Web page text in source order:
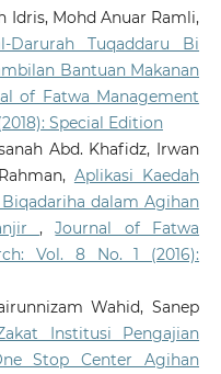
Mohd Anuar Ramli,
Darurah Tuqaddaru Bi
Bantuan Makanan
of Fatwa Management
Special Edition
Abd. Khafidz, Irwan
Aplikasi Kaedah
dalam Agihan
,Journal of Fatwa
Vol. 8 No. 1 (2016):
Wahid, Sanep
Institusi Pengajian
Stop Center Agihan